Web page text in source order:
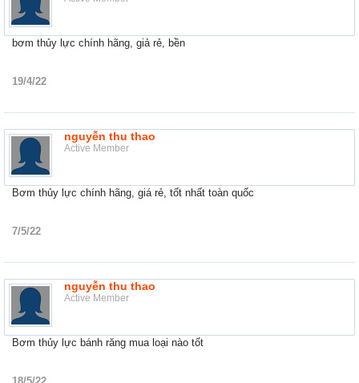
bơm thủy lực chính hãng, giả rẻ, bền
19/4/22
nguyễn thu thao
Active Member
Bơm thủy lực chính hãng, giá rẻ, tốt nhất toàn quốc
7/5/22
nguyễn thu thao
Active Member
Bơm thủy lực bánh răng mua loại nào tốt